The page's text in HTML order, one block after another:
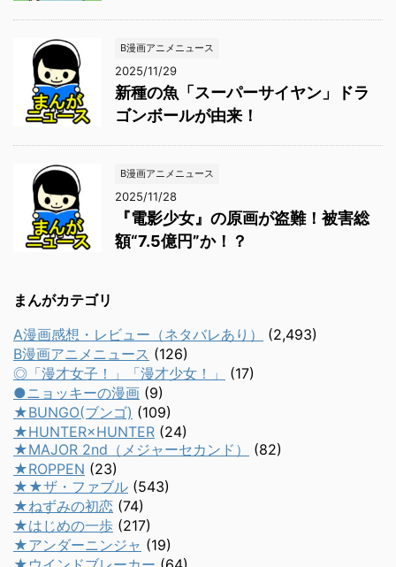
B漫画アニメニュース
2025/11/29
新種の魚「スーパーサイヤン」ドラ
ゴンボールが由来！
B漫画アニメニュース
2025/11/28
『電影少女』の原画が盗難！被害総
額“7.5億円”か！？
まんがカテゴリ
A漫画感想・レビュー（ネタバレあり）
(2,493)
B漫画アニメニュース (126)
◎「漫才女子！」「漫才少女！」
(17)
●ニョッキーの漫画 (9)
★BUNGO(ブンゴ) (109)
★HUNTER×HUNTER (24)
★MAJOR 2nd（メジャーセカンド）
(82)
★ROPPEN (23)
★★ザ・ファブル (543)
★ねずみの初恋 (74)
★はじめの一歩 (217)
★アンダーニンジャ (19)